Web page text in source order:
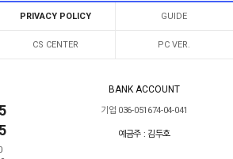
PRIVACY POLICY GUIDE
CS CENTER PC VER.
BANK ACCOUNT
기업 036-051674-04-041
예금주 : 김두호